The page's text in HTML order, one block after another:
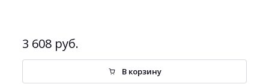
3 608 руб.
В корзину